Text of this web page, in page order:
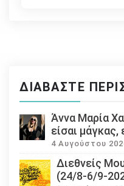
ΔΙΑΒΆΣΤΕ
Άννα Μαρία
είσαι μάγκας,
4 Αυγούστου
Διεθνείς
(24/8-6/9-